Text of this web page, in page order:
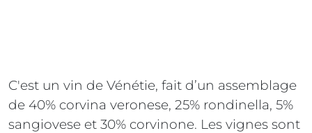
C'est un vin de Vénétie, fait d’un assemblage
de 40% corvina veronese, 25% rondinella, 5%
sangiovese et 30% corvinone. Les vignes sont